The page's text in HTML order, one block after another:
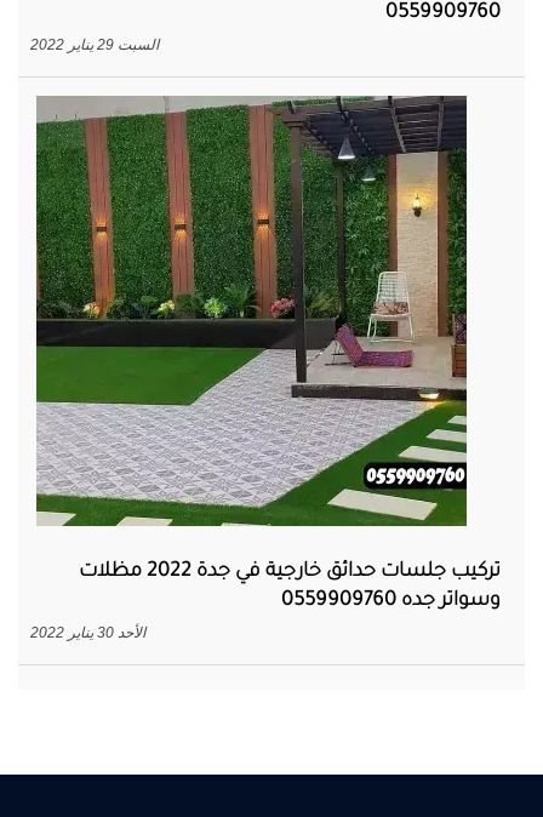
0559909760
السبت 29 يناير 2022
تركيب جلسات حدائق خارجية في جدة 2022 مظلات
وسواتر جده 0559909760
الأحد 30 يناير 2022